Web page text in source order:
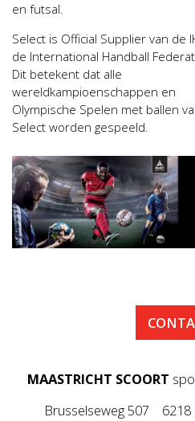
en futsal.
Select is Official Supplier van de
de International Handball
Dit betekent dat alle
wereldkampioenschappen en
Olympische Spelen met ballen
Select worden gespeeld.
MAASTRICHT SCOORT
Brusselseweg 507